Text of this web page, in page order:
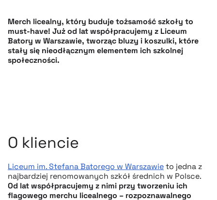
Merch licealny, który buduje tożsamość szkoły to
must-have! Już od lat współpracujemy z Liceum
Batory w Warszawie, tworząc bluzy i koszulki, które
stały się nieodłącznym elementem ich szkolnej
społeczności.
O kliencie
Liceum im. Stefana Batorego w Warszawieto jedna z
najbardziej renomowanych szkół średnich w Polsce.
Od lat współpracujemy z nimi przy tworzeniu ich
flagowego merchu licealnego – rozpoznawalnego